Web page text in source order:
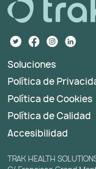
Soluciones
Política de
Política de Cookies
Política de Calidad
Accesibilidad
TRAK HEALTH